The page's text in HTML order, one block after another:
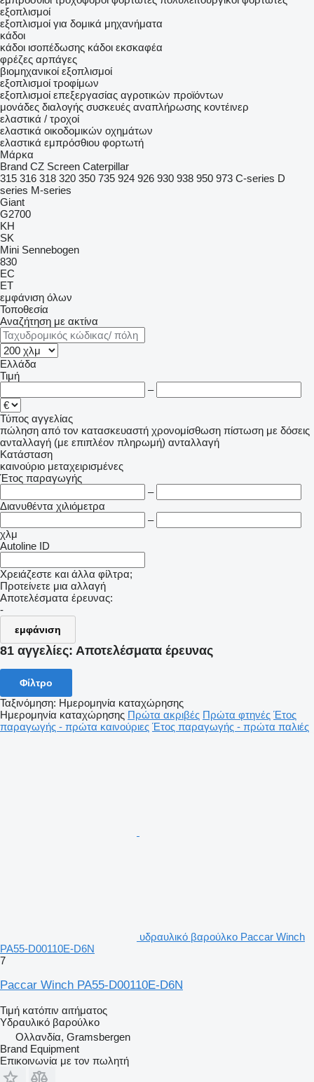
εξοπλισμοί
εξοπλισμοί για δομικά μηχανήματα
κάδοι
κάδοι ισοπέδωσης κάδοι εκσκαφέα
φρέζες αρπάγες
βιομηχανικοί εξοπλισμοί
εξοπλισμοί τροφίμων
εξοπλισμοί επεξεργασίας αγροτικών προϊόντων
μονάδες διαλογής συσκευές αναπλήρωσης κοντέινερ
ελαστικά / τροχοί
ελαστικά οικοδομικών οχημάτων
ελαστικά εμπρόσθιου φορτωτή
Μάρκα
Brand CZ Screen Caterpillar
315 316 318 320 350 735 924 926 930 938 950 973 C-series D
series M-series
Giant
G2700
KH
SK
Mini Sennebogen
830
EC
ET
εμφάνιση όλων
Τοποθεσία
Αναζήτηση με ακτίνα
Ελλάδα
Τιμή
–
Τύπος αγγελίας
πώληση από τον κατασκευαστή χρονομίσθωση πίστωση με δόσεις
ανταλλαγή (με επιπλέον πληρωμή) ανταλλαγή
Κατάσταση
καινούριο μεταχειρισμένες
Έτος παραγωγής
–
Διανυθέντα χιλιόμετρα
–
χλμ
Autoline ID
Χρειάζεστε και άλλα φίλτρα;
Προτείνετε μια αλλαγή
Αποτελέσματα έρευνας:
-
εμφάνιση
81 αγγελίες: Αποτελέσματα έρευνας
Φίλτρο
Ταξινόμηση: Ημερομηνία καταχώρησης
Ημερομηνία καταχώρησης Πρώτα ακριβές Πρώτα φτηνές Έτος
παραγωγής - πρώτα καινούριες Έτος παραγωγής - πρώτα παλιές
υδραυλικό βαρούλκο Paccar Winch
PA55-D00110E-D6N
7
Paccar Winch PA55-D00110E-D6N
Τιμή κατόπιν αιτήματος
Υδραυλικό βαρούλκο
Ολλανδία, Gramsbergen
Brand Equipment
Επικοινωνία με τον πωλητή